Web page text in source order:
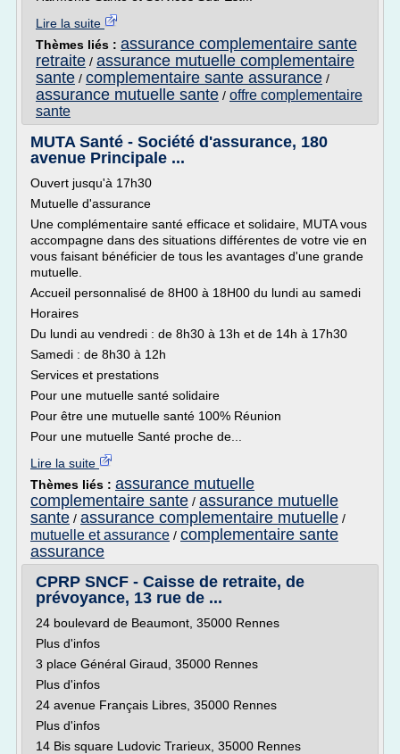
Lire la suite
Thèmes liés : assurance complementaire sante
retraite / assurance mutuelle complementaire
sante / complementaire sante assurance /
assurance mutuelle sante / offre complementaire
sante
MUTA Santé - Société d'assurance, 180
avenue Principale ...
Ouvert jusqu'à 17h30
Mutuelle d'assurance
Une complémentaire santé efficace et solidaire, MUTA vous
accompagne dans des situations différentes de votre vie en
vous faisant bénéficier de tous les avantages d'une grande
mutuelle.
Accueil personnalisé de 8H00 à 18H00 du lundi au samedi
Horaires
Du lundi au vendredi : de 8h30 à 13h et de 14h à 17h30
Samedi : de 8h30 à 12h
Services et prestations
Pour une mutuelle santé solidaire
Pour être une mutuelle santé 100% Réunion
Pour une mutuelle Santé proche de...
Lire la suite
Thèmes liés : assurance mutuelle
complementaire sante / assurance mutuelle
sante / assurance complementaire mutuelle /
mutuelle et assurance / complementaire sante
assurance
CPRP SNCF - Caisse de retraite, de
prévoyance, 13 rue de ...
24 boulevard de Beaumont, 35000 Rennes
Plus d'infos
3 place Général Giraud, 35000 Rennes
Plus d'infos
24 avenue Français Libres, 35000 Rennes
Plus d'infos
14 Bis square Ludovic Trarieux, 35000 Rennes